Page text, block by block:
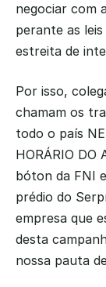
negociar com
perante as
estreita de
Por isso,
chamam os
todo o país
HORÁRIO DO
bóton da FNI
prédio do
empresa que
desta
nossa pauta